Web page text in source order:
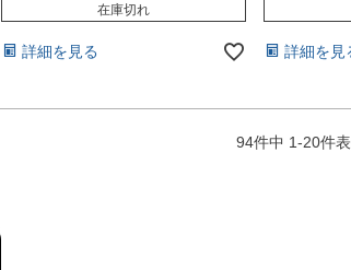
在庫切れ
詳細を見る 詳細を見
94件中 1-20件